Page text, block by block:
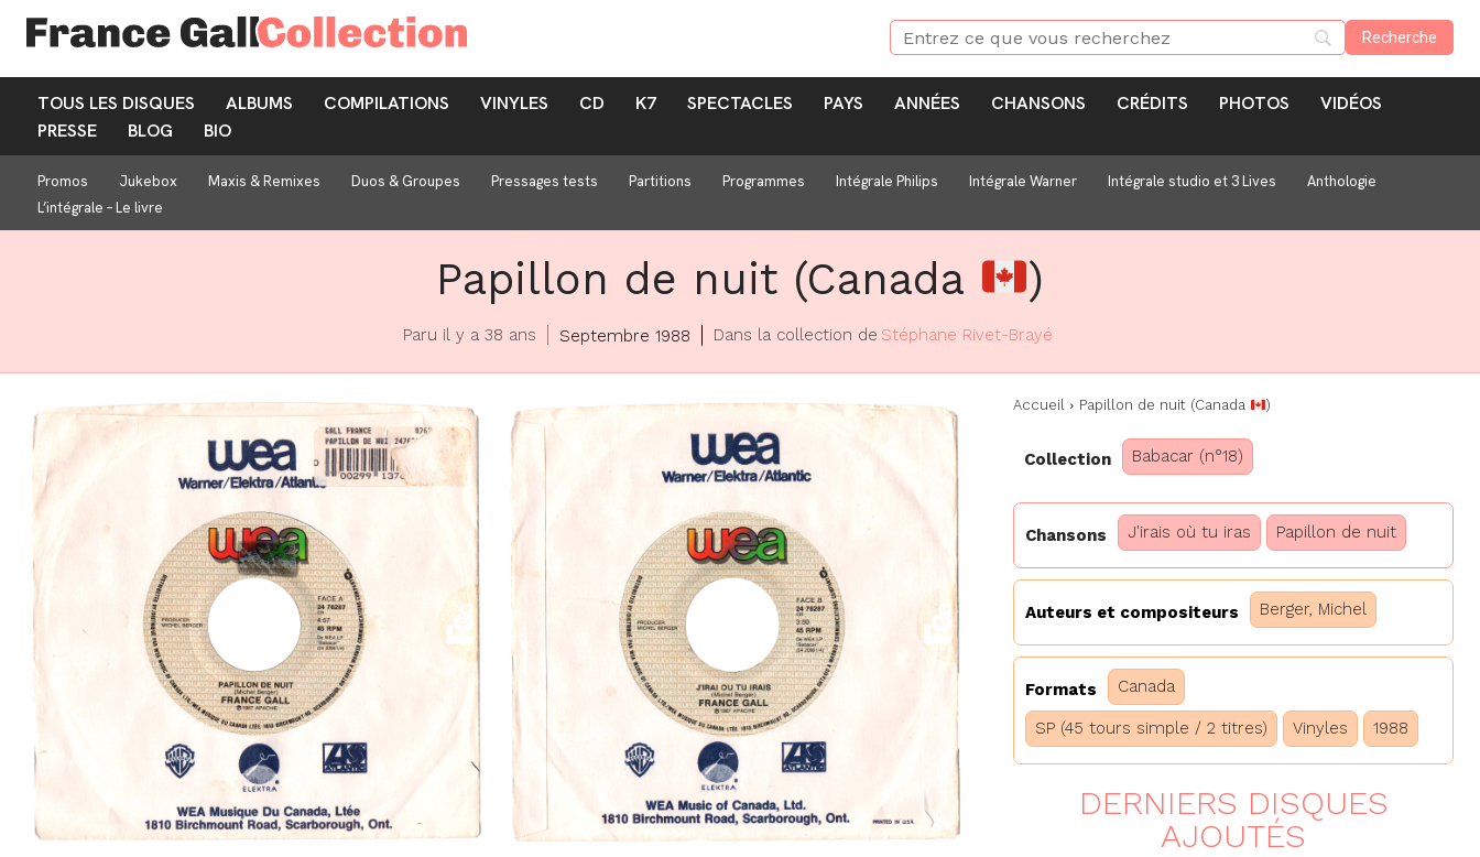
TOUS LES DISQUES ALBUMS COMPILATIONS VINYLES CD K7 SPECTACLES PAYS ANNÉES CHANSONS CRÉDITS PHOTOS
VIDÉOS
PRESSE
BLOG BIO
Promos Jukebox Maxis & Remixes Duos & Groupes Pressages tests Partitions Programmes Intégrale Philips Intégrale Warner Intégrale studio et 3 Lives
Anthologie
L’intégrale – Le livre
Papillon de nuit (Canada )
Paru il y a 38 ans Septembre 1988 Dans la collection de Stéphane Rivet-Brayé
Accueil Papillon de nuit (Canada )
Collection Babacar (n°18)
Chansons J'irais où tu iras Papillon de nuit
Auteurs et compositeurs Berger, Michel
Formats Canada
SP (45 tours simple / 2 titres) Vinyles 1988
DERNIERS DISQUES
AJOUTÉS